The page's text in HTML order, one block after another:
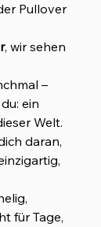
Pullover
, wir sehen
–
ein
Welt.
daran,
für Tage,